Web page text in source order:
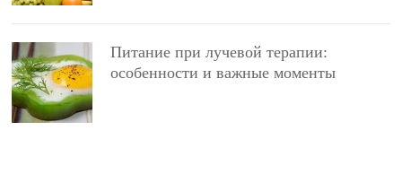
Питание при лучевой терапии:
особенности и важные моменты